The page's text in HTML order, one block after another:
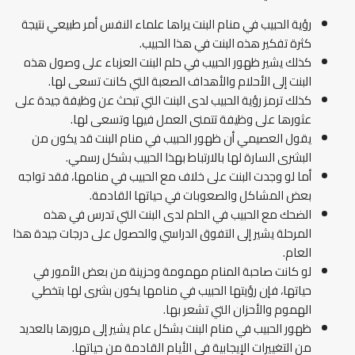
رؤية الحبيب في منام البنت يراها علماء النفس أمر طبيعي نتيجة
كثرة تفكير هذه البنت في هذا الحبيب.
كذلك يشير ظهور الحبيب في حلم البنت العزباء على وصول هذه
البنت إلى الأحلام والأهداف الصعبة التي كانت تسعى لها.
كذلك ترمز رؤية الحبيب لدى البنت التي تبحث عن وظيفة جيدة على
عثورها على وظيفة تتمنى العمل فيها وتسعى لها.
يقول العصيمي أن ظهور الحبيب في منام البنت قد يكون من
البشرى السارة لها بالارتباط بهذا الحبيب بشكل رسمي.
أما لو وجدت البنت على خلاف مع الحبيب في منامها، فقد تواجه
بعض المشاكل والصعوبات في حياتها القادمة.
الضحك مع الحبيب في الحلم لدى البنت التي تدرس في هذه
المرحلة يشير إلى التفوق الدراسي والحصول على درجات جيدة هذا
العام.
لو كانت صاحبة المنام مهمومة وحزينة من بعض الأمور في
حياتها، فإن رؤيتها الحبيب في منامها يكون بشرى لها بتخطي
الهموم والأحزان التي تشعر بها.
ظهور الحبيب في منام البنت بشكل عام يشير إلى مرورها بالعديد
من التغييرات الإيجابية في الأيام القادمة من حياتها.